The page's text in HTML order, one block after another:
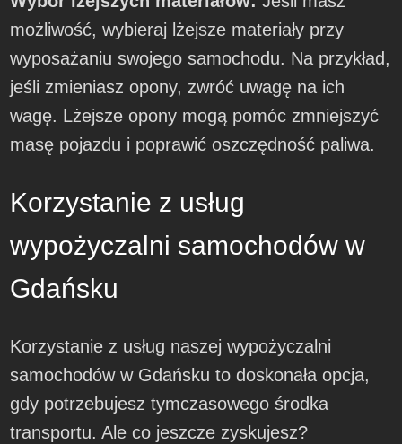
możliwość, wybieraj lżejsze materiały przy
wyposażaniu swojego samochodu. Na przykład,
jeśli zmieniasz opony, zwróć uwagę na ich
wagę. Lżejsze opony mogą pomóc zmniejszyć
masę pojazdu i poprawić oszczędność paliwa.
Korzystanie z usług
wypożyczalni samochodów w
Gdańsku
Korzystanie z usług naszej wypożyczalni
samochodów w Gdańsku to doskonała opcja,
gdy potrzebujesz tymczasowego środka
transportu. Ale co jeszcze zyskujesz?